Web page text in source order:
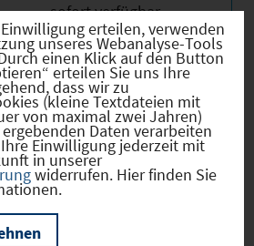
sofort verfügbar
privat
Land- oder
Fortwirtschaftlich
erteilen, verwenden
unseres Webanalyse-Tools
einen Klick auf den Button
erteilen Sie uns Ihre
dass wir zu
(kleine Textdateien mit
von maximal zwei Jahren)
Daten verarbeiten
Einwilligung jederzeit mit
in unserer
widerrufen. Hier finden Sie